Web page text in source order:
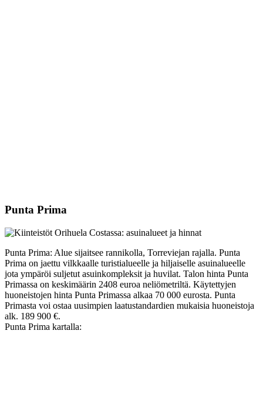
Punta Prima
Punta Prima: Alue sijaitsee rannikolla, Torreviejan rajalla. Punta
Prima on jaettu vilkkaalle turistialueelle ja hiljaiselle asuinalueelle
jota ympäröi suljetut asuinkompleksit ja huvilat. Talon hinta Punta
Primassa on keskimäärin 2408 euroa neliömetriltä. Käytettyjen
huoneistojen hinta Punta Primassa alkaa 70 000 eurosta. Punta
Primasta voi ostaa uusimpien laatustandardien mukaisia huoneistoja
alk. 189 900 €.
Punta Prima kartalla: